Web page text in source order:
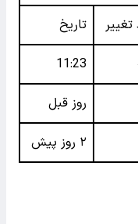
تاریخ
11:23
روز قبل
۲ روز پیش